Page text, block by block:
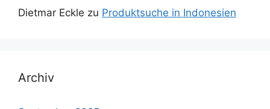
Dietmar Eckle zu Produktsuche in Indonesien
Archiv